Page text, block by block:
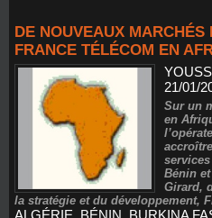
DE NOUVEAUX
FRANCE TÉLÉCOM EN
21/01/
Sur un
en
Bénin
Girard,
la stratégie et du développement,
ALGÉRIE BÉNIN BURKINA